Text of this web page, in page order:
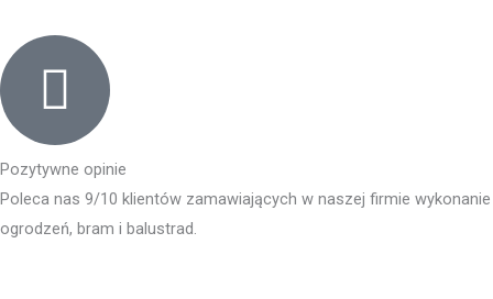
Pozytywne opinie
Poleca nas 9/10 klientów zamawiających w naszej firmie wykonanie
ogrodzeń, bram i balustrad.